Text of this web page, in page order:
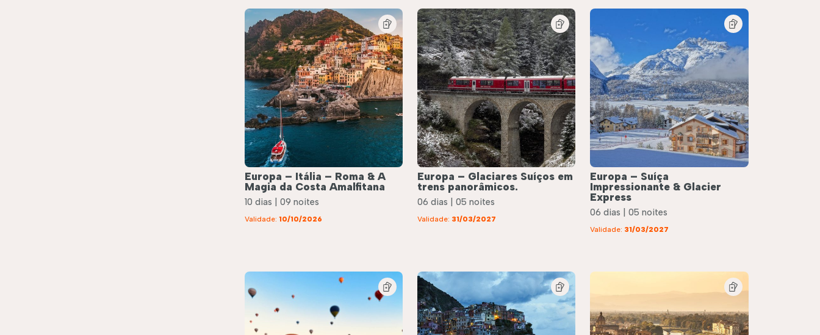
Europa – Itália – Roma & A
Magia da Costa Amalfitana
10 dias | 09 noites
Validade: 10/10/2026
Europa – Glaciares Suíços em
trens panorâmicos.
06 dias | 05 noites
Validade: 31/03/2027
Europa – Suíça
Impressionante & Glacier
Express
06 dias | 05 noites
Validade: 31/03/2027